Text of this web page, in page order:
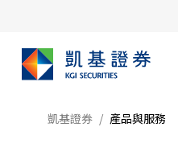
凱基證券 產品與服務